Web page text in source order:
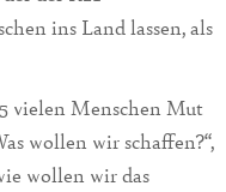
ins Land lassen, als
vielen Menschen Mut
wollen wir schaffen?“,
wollen wir das